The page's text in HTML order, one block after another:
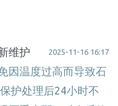
维护 2025-11-16 16:17
因温度过高而导致石
护处理后24小时不